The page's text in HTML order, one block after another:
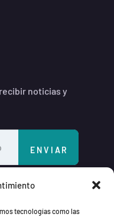
tecnologías como las
noticias y